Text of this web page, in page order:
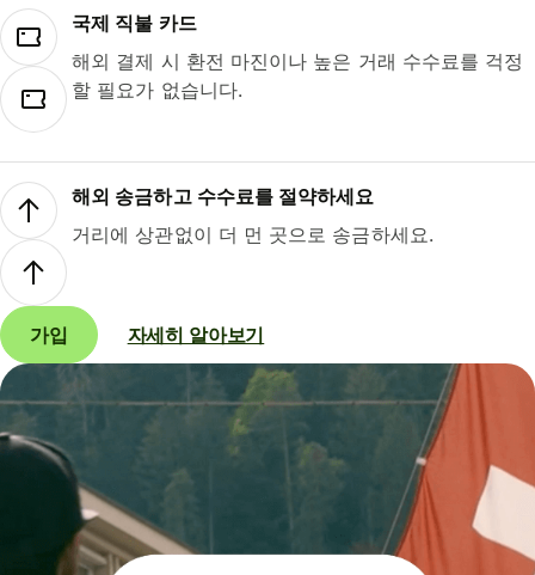
국제 직불 카드
해외 결제 시 환전 마진이나 높은 거래 수수료를 걱정
할 필요가 없습니다.
해외 송금하고 수수료를 절약하세요
거리에 상관없이 더 먼 곳으로 송금하세요.
가입 자세히 알아보기